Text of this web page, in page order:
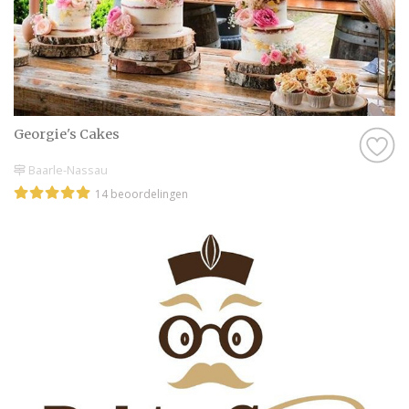
vinden. Van smaakvolle creaties tot stijlvolle
ontwerpen, hier vind je alles wat je nodig
hebt om de bruidstaart van je dromen te
realiseren. Neem contact op met de
professionals en laat je inspireren door hun
ervaringen en ideeën.
Georgie's Cakes
Baarle-Nassau
14 beoordelingen